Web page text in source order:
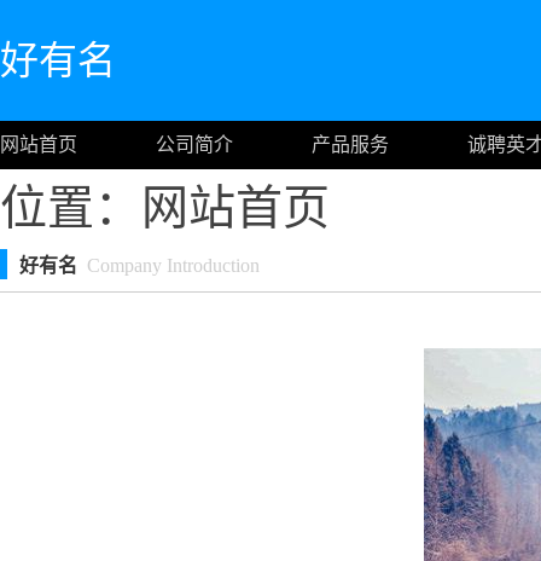
好有名
网站首页 公司简介 产品服务 诚聘英
位置： 网站首页
好有名 Company Introduction